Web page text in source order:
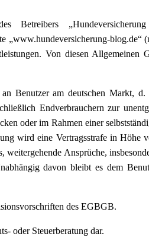
Betreibers
„www.hundeversicherung-blog.de“
Von diesen Allgemeinen
Benutzer am deutschen Markt,
Endverbrauchern zur
oder im Rahmen einer
wird eine Vertragsstrafe in Höhe
Ansprüche,
davon bleibt es dem
des EGBGB.
oder Steuerberatung dar.